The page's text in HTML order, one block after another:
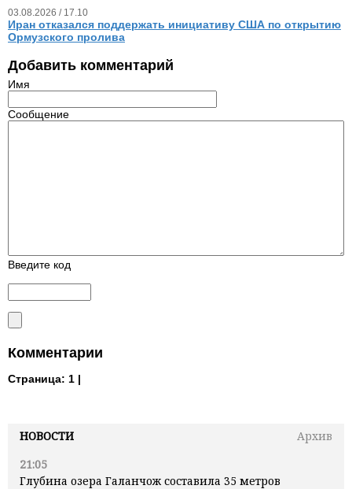
НОВОСТИ
Архив
21:05
Глубина озера Галанчож составила 35 метров
03.08.2026 / 17.10
Иран отказался поддержать инициативу США по открытию
Ормузского пролива
Добавить комментарий
Имя
Сообщение
Введите код
Комментарии
Страница: 1 |